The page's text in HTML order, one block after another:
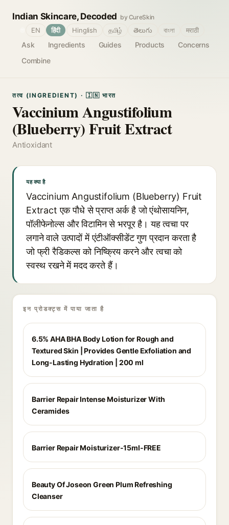
Indian Skincare, Decoded by CureSkin
Ask Ingredients Guides Products
Concerns
Combine
EN हिंदी Hinglish தமிழ் తెలుగు বাংলা मराठी
तत्व (INGREDIENT) · 🇮🇳 भारत
Vaccinium Angustifolium
(Blueberry) Fruit Extract
Antioxidant
यह क्या है
Vaccinium Angustifolium (Blueberry) Fruit
Extract एक पौधे से प्राप्त अर्क है जो एंथोसायनिन,
पॉलीफेनोल्स और विटामिन से भरपूर है। यह त्वचा पर
लगाने वाले उत्पादों में एंटीऑक्सीडेंट गुण प्रदान करता है
जो फ्री रैडिकल्स को निष्क्रिय करने और त्वचा को
स्वस्थ रखने में मदद करते हैं।
इन प्रोडक्ट्स में पाया जाता है
6.5% AHA BHA Body Lotion for Rough and
Textured Skin | Provides Gentle Exfoliation and
Long-Lasting Hydration | 200 ml
Barrier Repair Intense Moisturizer With
Ceramides
Barrier Repair Moisturizer-15ml-FREE
Beauty Of Joseon Green Plum Refreshing
Cleanser